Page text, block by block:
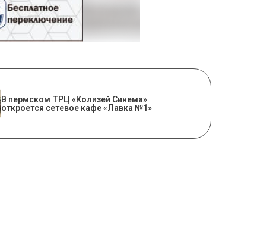
​В пермском ТРЦ «Колизей Синема»
откроется сетевое кафе «Лавка №1»